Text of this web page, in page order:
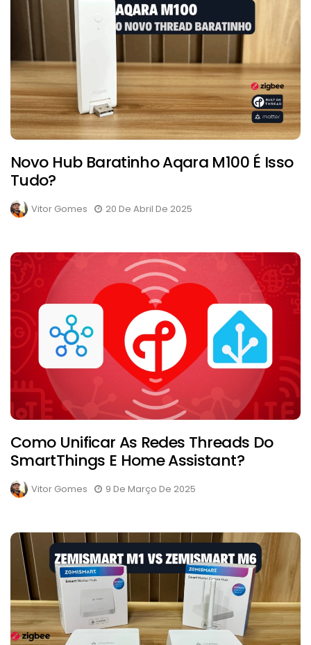
Novo Hub Baratinho Aqara M100 É Isso
Tudo?
Vitor Gomes 20 De Abril De 2025
Como Unificar As Redes Threads Do
SmartThings E Home Assistant?
Vitor Gomes 9 De Março De 2025